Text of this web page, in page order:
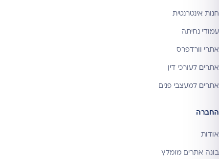
חנות אינטרנטית
עמודי נחיתה
אתרי וורדפרס
אתרים לעורכי דין
אתרים למעצבי פנים
החברה
אודות
בונה אתרים מומלץ